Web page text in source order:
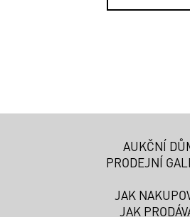
AUKČNÍ
PRODEJNÍ
JAK
JAK